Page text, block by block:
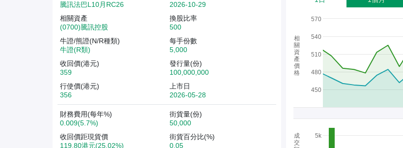
騰訊法巴L10月RC26
2026-10-29
相關資產
(0700)騰訊控股
換股比率
500
牛證/熊證(N/R種類)
牛證(R類)
每手份數
5,000
收回價(港元)
359
發行量(份)
100,000,000
行使價(港元)
356
上市日
2026-05-28
財務費用(每年%)
0.009(5.7%)
街貨量(份)
50,000
收回價距現貨價
119.80港元(25.02%)
街貨百分比(%)
0.05
480
450
510
540
570
5k
相
關
資
產
價
格
成
交